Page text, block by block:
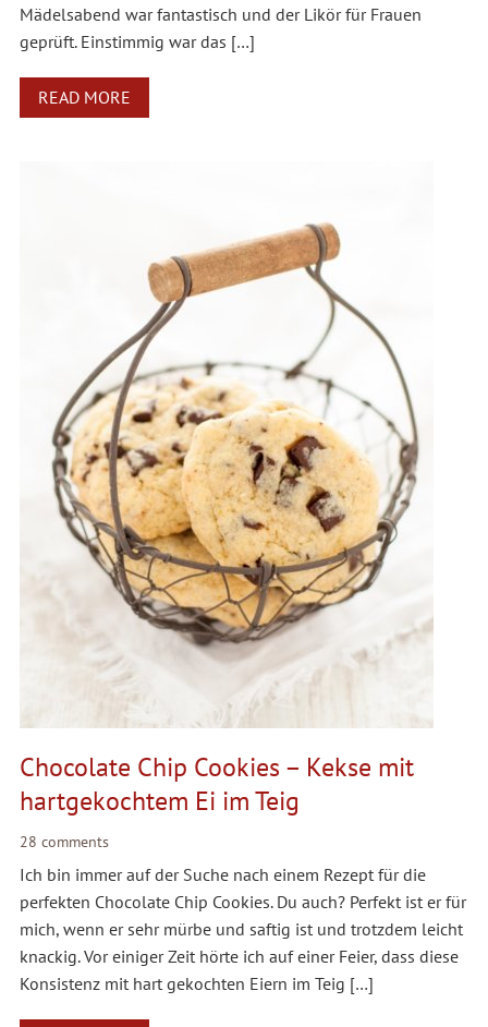
Mädelsabend war fantastisch und der Likör für Frauen
geprüft. Einstimmig war das […]
READ MORE
Chocolate Chip Cookies – Kekse mit
hartgekochtem Ei im Teig
28 comments
Ich bin immer auf der Suche nach einem Rezept für die
perfekten Chocolate Chip Cookies. Du auch? Perfekt ist er für
mich, wenn er sehr mürbe und saftig ist und trotzdem leicht
knackig. Vor einiger Zeit hörte ich auf einer Feier, dass diese
Konsistenz mit hart gekochten Eiern im Teig […]